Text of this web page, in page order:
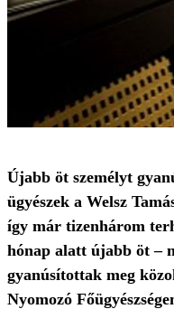
Újabb öt személyt
ügyészek a Welsz
így már tizenhárom
hónap alatt újabb öt –
gyanúsítottak meg
Nyomozó